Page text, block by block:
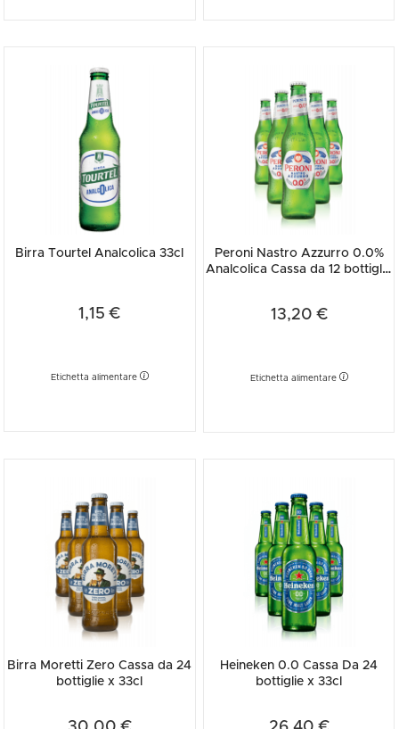
Birra Tourtel Analcolica 33cl
1,15 €
Etichetta alimentare
Peroni Nastro Azzurro 0.0%
Analcolica Cassa da 12 bottiglie
13,20 €
Etichetta alimentare
Birra Moretti Zero Cassa da 24
bottiglie x 33cl
Heineken 0.0 Cassa Da 24
bottiglie x 33cl